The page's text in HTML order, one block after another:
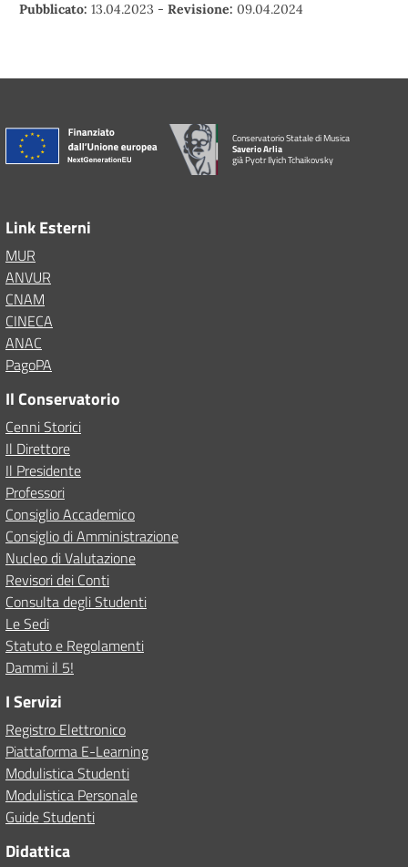
Pubblicato: 13.04.2023 - Revisione: 09.04.2024
Conservatorio Statale di Musica
Saverio Arlia
già Pyotr Ilyich Tchaikovsky
Link Esterni
MUR
ANVUR
CNAM
CINECA
ANAC
PagoPA
Il Conservatorio
Cenni Storici
Il Direttore
Il Presidente
Professori
Consiglio Accademico
Consiglio di Amministrazione
Nucleo di Valutazione
Revisori dei Conti
Consulta degli Studenti
Le Sedi
Statuto e Regolamenti
Dammi il 5!
I Servizi
Registro Elettronico
Piattaforma E-Learning
Modulistica Studenti
Modulistica Personale
Guide Studenti
Didattica